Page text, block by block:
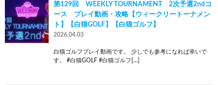
第129回 WEEKLY TOURNAMENT 2次予選2ndコ
ース プレイ動画・攻略【ウィークリートーナメン
ト】【白猫GOLF】【白猫ゴルフ】
2026.04.03
白猫ゴルフプレイ動画です。 少しでも参考になれば幸いで
す。 #白猫GOLF #白猫ゴルフ[…]